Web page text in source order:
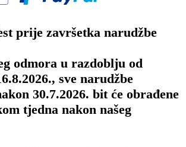
prije završetka narudžbe
odmora u razdoblju od
sve narudžbe
30.7.2026. bit će obrađene
tjedna nakon našeg